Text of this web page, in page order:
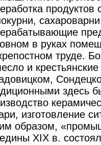
продуктов
в руках
труде.
и
здесь
изготовление
образом,
XIX в.